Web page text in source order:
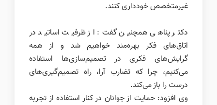
غیرمتخصص خودداری کنند.
دکتر پناهی همچنین گفت: از ظرفیت اساتید در
اتاق‌های فکر بهره‌مند خواهیم شد و از همه
گرایش‌های فکری در تصمیم‌سازی‌ها استفاده
می‌کنیم، چرا که تضارب آرا، راه تصمیم‌گیری‌های
درست را باز می‌کند.
وی افزود: حمایت از جوانان در کنار استفاده از تجربه